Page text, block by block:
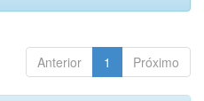
Anterior 1 Próximo